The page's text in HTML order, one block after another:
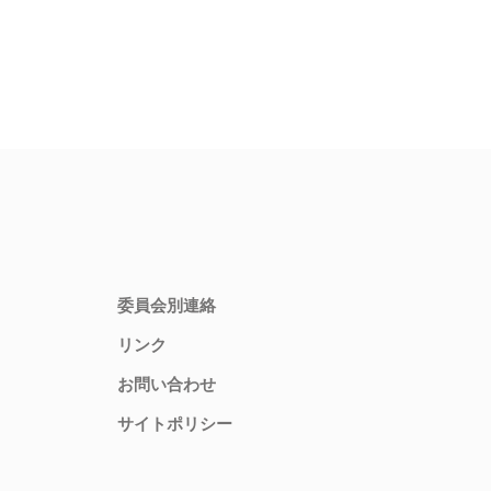
委員会別連絡
リンク
お問い合わせ
サイトポリシー